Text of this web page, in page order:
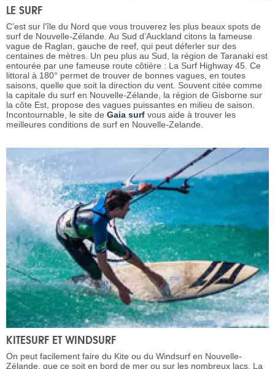
LE SURF
C’est sur l’île du Nord que vous trouverez les plus beaux spots de
surf de Nouvelle-Zélande. Au Sud d’Auckland citons la fameuse
vague de Raglan, gauche de reef, qui peut déferler sur des
centaines de mètres. Un peu plus au Sud, la région de Taranaki est
entourée par une fameuse route côtière : La Surf Highway 45. Ce
littoral à 180° permet de trouver de bonnes vagues, en toutes
saisons, quelle que soit la direction du vent. Souvent citée comme
la capitale du surf en Nouvelle-Zélande, la région de Gisborne sur
la côte Est, propose des vagues puissantes en milieu de saison.
Incontournable, le site de Gaia surf vous aide à trouver les
meilleures conditions de surf en Nouvelle-Zelande.
KITESURF ET WINDSURF
On peut facilement faire du Kite ou du Windsurf en Nouvelle-
Zélande, que ce soit en bord de mer ou sur les nombreux lacs. La